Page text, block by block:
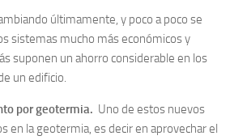
últimamente, y poco a poco se
sistemas mucho más económicos y
suponen un ahorro considerable en los
un edificio.
por geotermia. Uno de estos nuevos
en la geotermia, es decir en aprovechar el